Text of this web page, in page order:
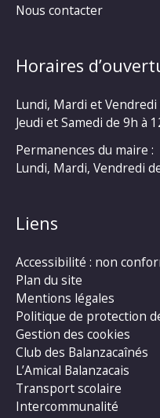
Nous contacter
Horaires
Lundi, Mardi et Vendredi
Jeudi et Samedi de 9h à
Permanences du maire :
Lundi, Mardi, Vendredi
Liens
Accessibilité : non
Plan du site
Mentions légales
Politique de protection
Gestion des cookies
Club des Balanzacaînés
L’Amical Balanzacais
Transport scolaire
Intercommunalité